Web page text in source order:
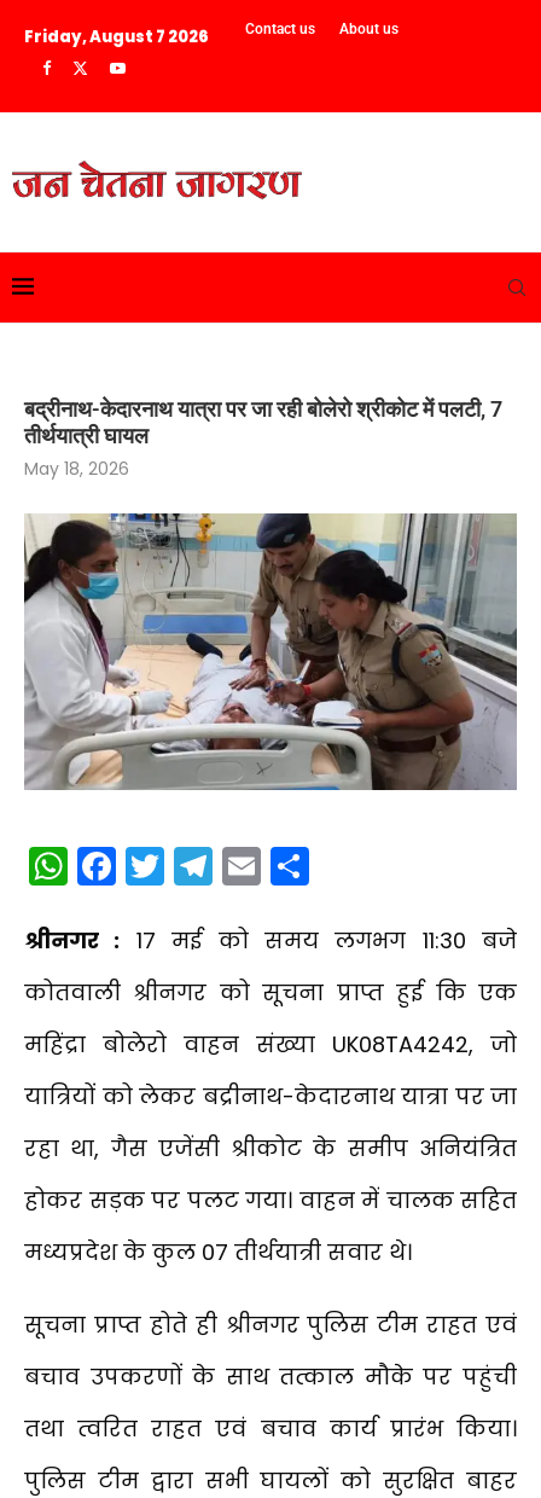
Friday, August 7 2026 Contact us About us
बद्रीनाथ-केदारनाथ यात्रा पर जा रही बोलेरो श्रीकोट में पलटी, 7
तीर्थयात्री घायल
May 18, 2026
WhatsApp
Facebook
Twitter
Telegram
Email
श्रीनगर : 17 मई को समय लगभग 11:30 बजे
कोतवाली श्रीनगर को सूचना प्राप्त हुई कि एक
महिंद्रा बोलेरो वाहन संख्या UK08TA4242, जो
यात्रियों को लेकर बद्रीनाथ-केदारनाथ यात्रा पर जा
रहा था, गैस एजेंसी श्रीकोट के समीप अनियंत्रित
होकर सड़क पर पलट गया। वाहन में चालक सहित
मध्यप्रदेश के कुल 07 तीर्थयात्री सवार थे।
सूचना प्राप्त होते ही श्रीनगर पुलिस टीम राहत एवं
बचाव उपकरणों के साथ तत्काल मौके पर पहुंची
तथा त्वरित राहत एवं बचाव कार्य प्रारंभ किया।
पुलिस टीम द्वारा सभी घायलों को सुरक्षित बाहर